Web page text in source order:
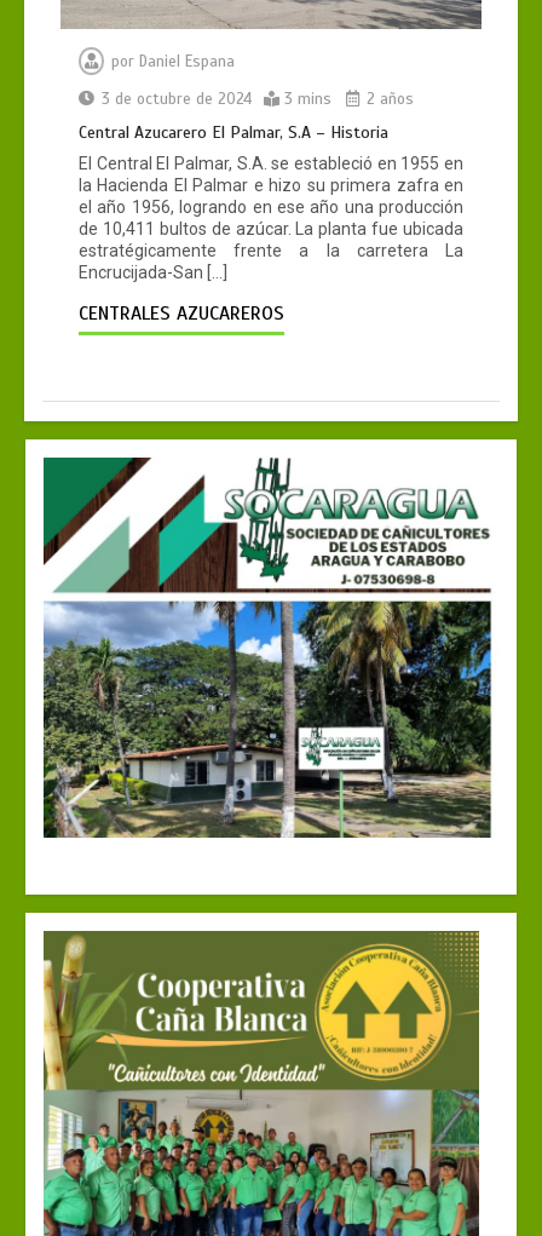
por Daniel Espana
3 de octubre de 2024
3 mins 2 años
Central Azucarero El Palmar, S.A – Historia
El Central El Palmar, S.A. se estableció en 1955 en
la Hacienda El Palmar e hizo su primera zafra en
el año 1956, logrando en ese año una producción
de 10,411 bultos de azúcar. La planta fue ubicada
estratégicamente frente a la carretera La
Encrucijada-San […]
CENTRALES AZUCAREROS